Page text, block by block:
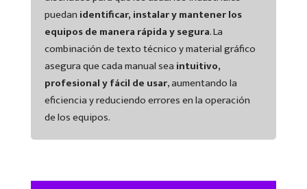
puedan identificar, instalar y mantener los
equipos de manera rápida y segura. La
combinación de texto técnico y material gráfico
asegura que cada manual sea intuitivo,
profesional y fácil de usar, aumentando la
eficiencia y reduciendo errores en la operación
de los equipos.